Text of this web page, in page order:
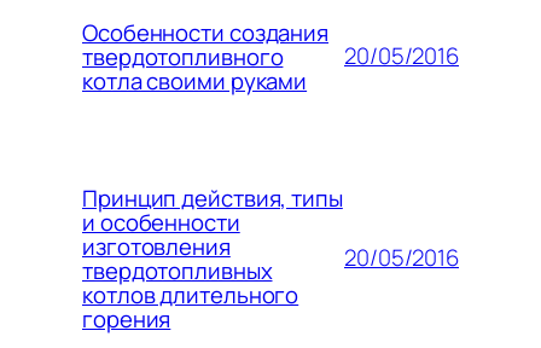
Особенности создания
твердотопливного
котла своими руками
20/05/2016
Принцип действия, типы
и особенности
изготовления
твердотопливных
котлов длительного
горения
20/05/2016